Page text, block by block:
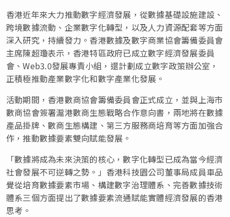
香港近年來大力推動數字經濟發展，從數據基礎設施建設、
跨境數據流動、企業數字化轉型，以及人力資源配套等方面
深入研究，持續發力。香港數據及數字商業協會籌備委員會
主席陳超瓊表示，香港特區政府已成立數字經濟發展委員
會、Web3.0發展專責小組，還計劃成立數字政策辦公室，
正積極推動產業數字化和數字產業化發展。
活動期間，香港數商協會籌備委員會正式成立，並與上海市
數商協會簽署滬港數商生態戰略合作意向書，兩地將在數據
產品掛牌、數商生態構建、第三方服務商培育等方面加強合
作，推動數據要素雙向賦能發展。
「數據將成為未來決策的核心，數字化轉型已成為當今經濟
社會發展不可逆轉之勢。」香港科技園公司董事局成員車品
覺從培育數據要素市場、構建數字治理體系、完善數據技術
體系三個方面提出了數據要素流通賦能實體經濟發展的香港
思考。